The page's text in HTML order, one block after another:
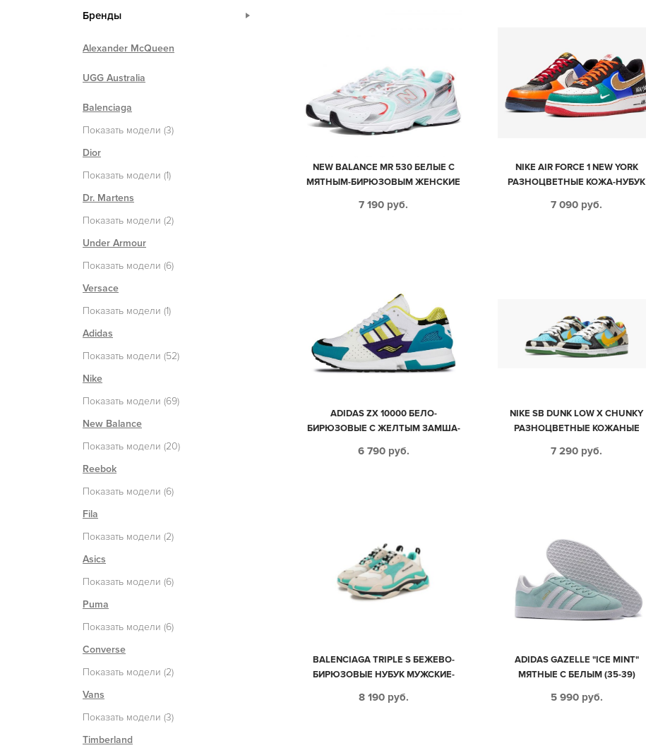
NEW BALANCE MR 530 БЕЛЫЕ С
МЯТНЫМ-БИРЮЗОВЫМ ЖЕНСКИЕ
7 190 руб.
NIKE AIR FORCE 1 NEW YORK
РАЗНОЦВЕТНЫЕ КОЖА-НУБУК
7 090 руб.
ADIDAS ZX 10000 БЕЛО-
БИРЮЗОВЫЕ С ЖЕЛТЫМ ЗАМША-
6 790 руб.
NIKE SB DUNK LOW X CHUNKY
РАЗНОЦВЕТНЫЕ КОЖАНЫЕ
7 290 руб.
BALENCIAGA TRIPLE S БЕЖЕВО-
БИРЮЗОВЫЕ НУБУК МУЖСКИЕ-
8 190 руб.
ADIDAS GAZELLE "ICE MINT"
МЯТНЫЕ С БЕЛЫМ (35-39)
5 990 руб.
Бренды
Alexander McQueen
UGG Australia
Balenciaga
Показать модели (3)
Dior
Показать модели (1)
Dr. Martens
Показать модели (2)
Under Armour
Показать модели (6)
Versace
Показать модели (1)
Adidas
Показать модели (52)
Nike
Показать модели (69)
New Balance
Показать модели (20)
Reebok
Показать модели (6)
Fila
Показать модели (2)
Asics
Показать модели (6)
Puma
Показать модели (6)
Converse
Показать модели (2)
Vans
Показать модели (3)
Timberland